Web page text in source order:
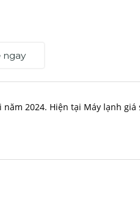
ngay
năm 2024. Hiện tại Máy lạnh